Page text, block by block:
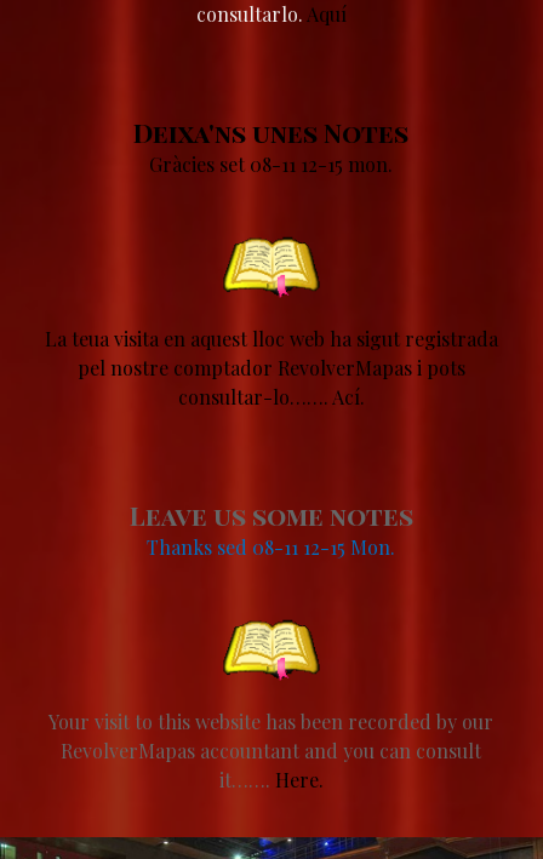
consultarlo. Aquí
Deixa'ns unes Notes
Gràcies set 08-11 12-15 mon.
La teua visita en aquest lloc web ha sigut registrada
pel nostre comptador RevolverMapas i pots
consultar-lo……. Ací.
Leave us some notes
Thanks sed 08-11 12-15 Mon.
Your visit to this website has been recorded by our
RevolverMapas accountant and you can consult
it……. Here.